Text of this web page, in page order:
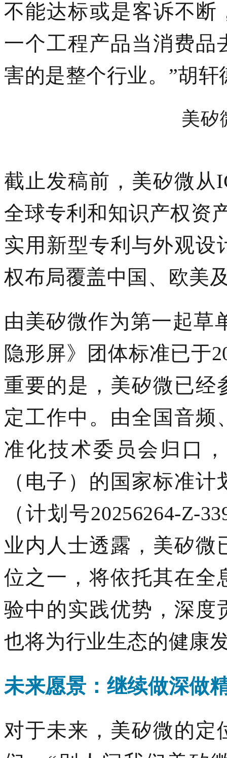
不能达标或是客诉不断
一个工程产品当消费品
害的是整个行业。”胡轩
美矽
截止发稿前，美矽微从
全球专利和知识产权资
实用新型专利与外观设
权布局覆盖中国、欧美
由美矽微作为第一起草
隐形屏》团体标准已于
重要的是，美矽微已经
定工作中。由全国音频
准化技术委员会归口
（电子）的国家标准
（计划号20256264-Z-
业内人士透露，美矽微
位之一，将依托其在全
验中的实践优势，深度
也将为行业生态的健康
未来愿景： 继续做深做
对于未来， 美矽微的定